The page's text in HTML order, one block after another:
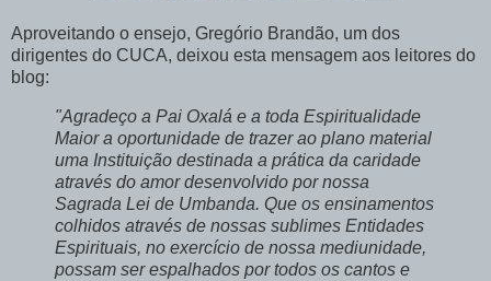
Aproveitando o ensejo, Gregório Brandão, um dos
dirigentes do CUCA, deixou esta mensagem aos leitores do
blog:
"Agradeço a Pai Oxalá e a toda Espiritualidade
Maior a oportunidade de trazer ao plano material
uma Instituição destinada a prática da caridade
através do amor desenvolvido por nossa
Sagrada Lei de Umbanda. Que os ensinamentos
colhidos através de nossas sublimes Entidades
Espirituais, no exercício de nossa mediunidade,
possam ser espalhados por todos os cantos e